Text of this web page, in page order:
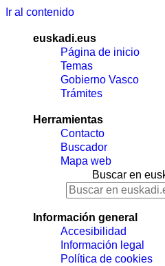
Ir al contenido
euskadi.eus
Página de inicio
Temas
Gobierno Vasco
Trámites
Herramientas
Contacto
Buscador
Mapa web
Buscar en
Información general
Accesibilidad
Información legal
Política de cookies